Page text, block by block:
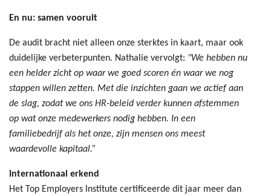
En nu: samen vooruit
De audit bracht niet alleen onze sterktes in kaart, maar ook
duidelijke verbeterpunten. Nathalie vervolgt: "We hebben nu
een helder zicht op waar we goed scoren én waar we nog
stappen willen zetten. Met die inzichten gaan we actief aan
de slag, zodat we ons HR-beleid verder kunnen afstemmen
op wat onze medewerkers nodig hebben. In een
familiebedrijf als het onze, zijn mensen ons meest
waardevolle kapitaal.”
Internationaal erkend
Het Top Employers Institute certificeerde dit jaar meer dan